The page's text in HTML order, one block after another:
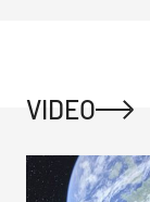
VIDEO